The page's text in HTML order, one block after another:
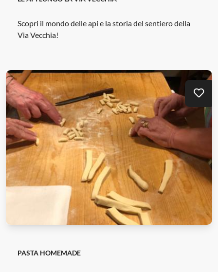
Scopri il mondo delle api e la storia del sentiero della
Via Vecchia!
PASTA HOMEMADE